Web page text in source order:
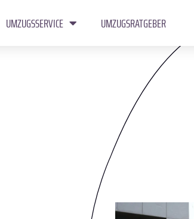
UMZUGSSERVICE UMZUGSRATGEBER